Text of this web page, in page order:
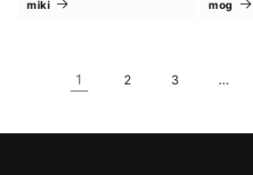
miki mog
1 2 3 …